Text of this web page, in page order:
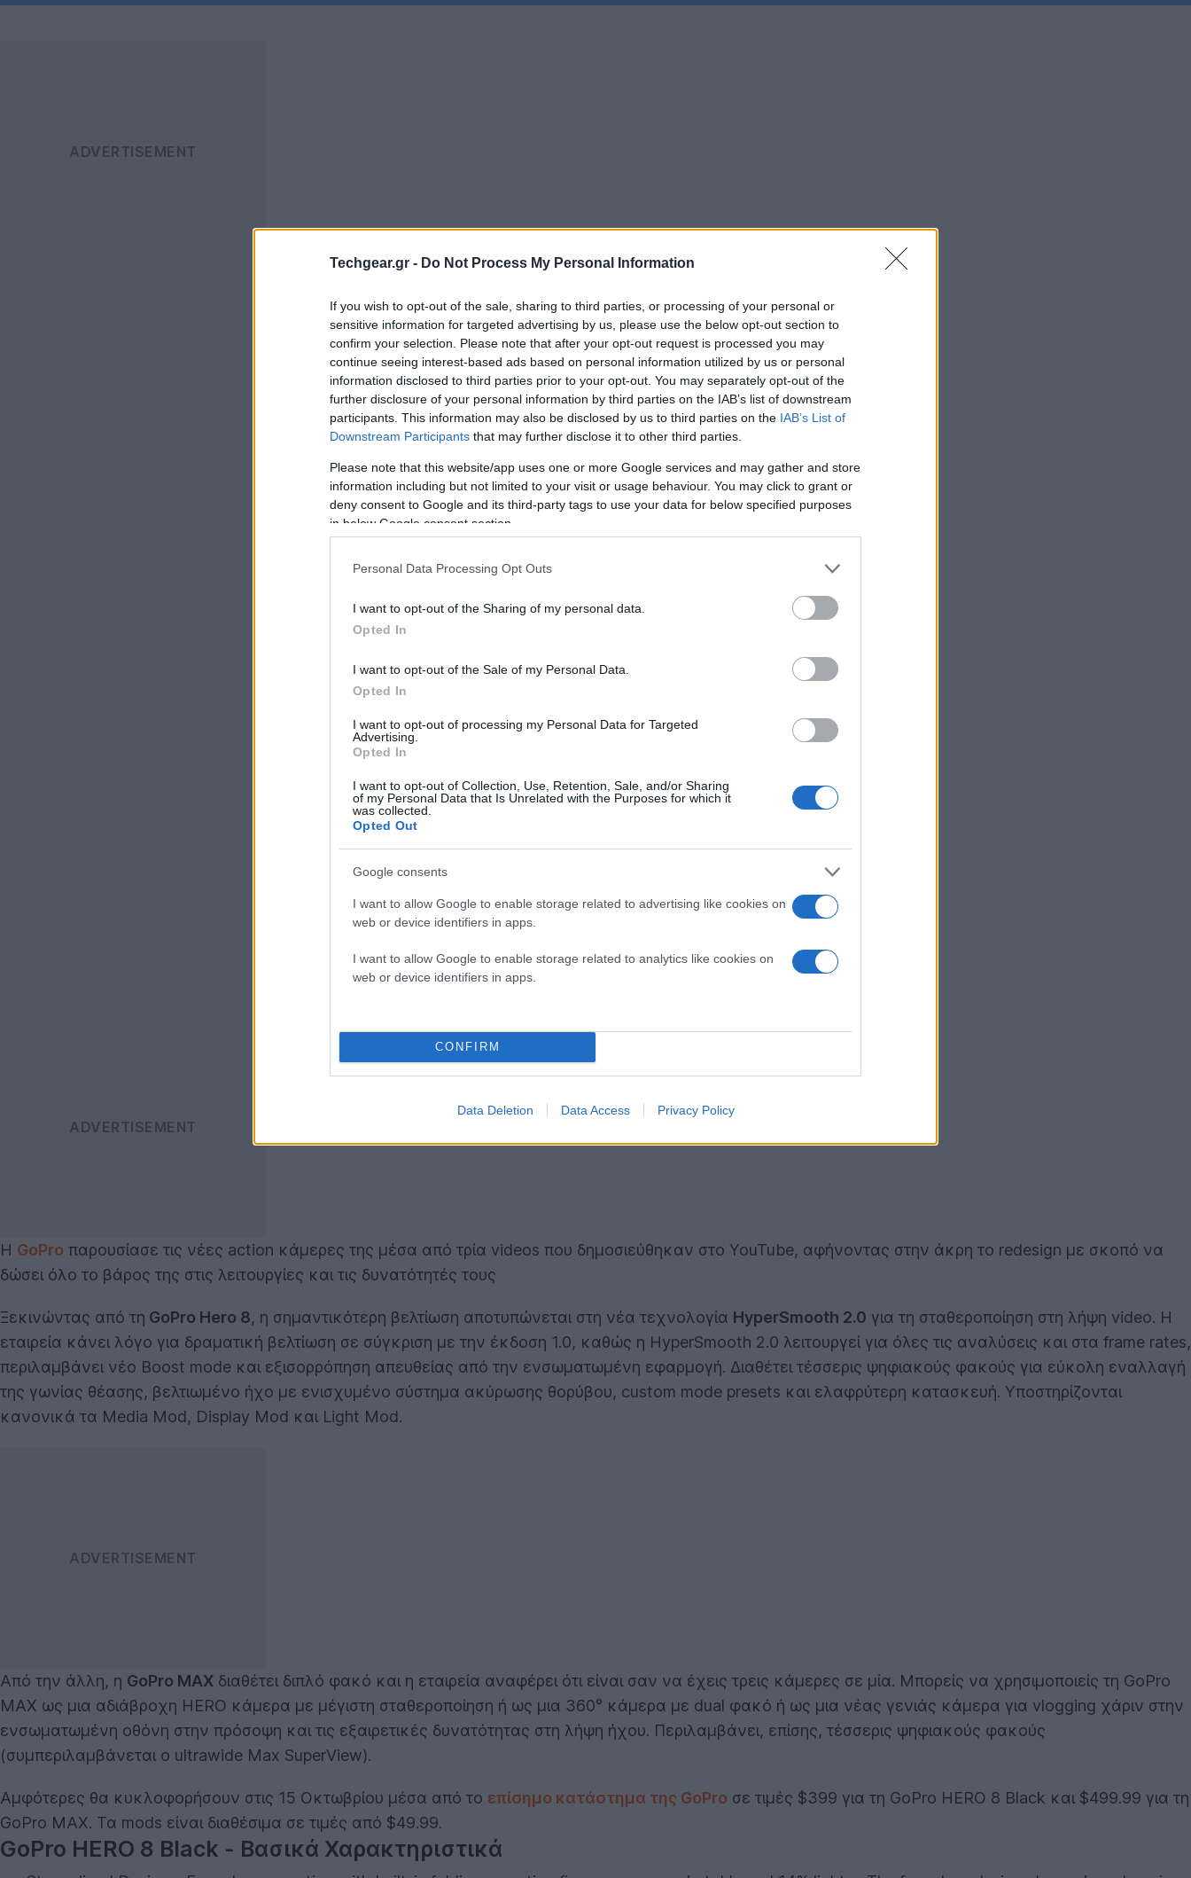
Techgear.gr - Do Not Process My Personal Information
If you wish to opt-out of the sale, sharing to third parties, or processing of your personal or
sensitive information for targeted advertising by us, please use the below opt-out section to
confirm your selection. Please note that after your opt-out request is processed you may
continue seeing interest-based ads based on personal information utilized by us or personal
information disclosed to third parties prior to your opt-out. You may separately opt-out of the
further disclosure of your personal information by third parties on the IAB’s list of downstream
participants. This information may also be disclosed by us to third parties on the IAB’s List of
Downstream Participants that may further disclose it to other third parties.
Please note that this website/app uses one or more Google services and may gather and store
information including but not limited to your visit or usage behaviour. You may click to grant or
deny consent to Google and its third-party tags to use your data for below specified purposes
in below Google consent section.
Personal Data Processing Opt Outs
I want to opt-out of the Sharing of my personal data.
Opted In
I want to opt-out of the Sale of my Personal Data.
Opted In
I want to opt-out of processing my Personal Data for Targeted
Advertising.
Opted In
I want to opt-out of Collection, Use, Retention, Sale, and/or Sharing
of my Personal Data that Is Unrelated with the Purposes for which it
was collected.
Opted Out
Google consents
I want to allow Google to enable storage related to advertising like cookies on
web or device identifiers in apps.
I want to allow Google to enable storage related to analytics like cookies on
web or device identifiers in apps.
CONFIRM
Data Deletion Data Access Privacy Policy
Η GoPro παρουσίασε τις νέες action κάμερες της μέσα από τρία videos που δημοσιεύθηκαν στο YouTube, αφήνοντας στην άκρη το redesign με σκοπό να
δώσει όλο το βάρος της στις λειτουργίες και τις δυνατότητές τους
Ξεκινώντας από τη GoPro Hero 8, η σημαντικότερη βελτίωση αποτυπώνεται στη νέα τεχνολογία HyperSmooth 2.0 για τη σταθεροποίηση στη λήψη video. H
εταιρεία κάνει λόγο για δραματική βελτίωση σε σύγκριση με την έκδοση 1.0, καθώς η HyperSmooth 2.0 λειτουργεί για όλες τις αναλύσεις και στα frame rates,
περιλαμβάνει νέο Boost mode και εξισορρόπηση απευθείας από την ενσωματωμένη εφαρμογή. Διαθέτει τέσσερις ψηφιακούς φακούς για εύκολη εναλλαγή
της γωνίας θέασης, βελτιωμένο ήχο με ενισχυμένο σύστημα ακύρωσης θορύβου, custom mode presets και ελαφρύτερη κατασκευή. Υποστηρίζονται
κανονικά τα Media Mod, Display Mod και Light Mod.
Από την άλλη, η GoPro MAX διαθέτει διπλό φακό και η εταιρεία αναφέρει ότι είναι σαν να έχεις τρεις κάμερες σε μία. Μπορείς να χρησιμοποιείς τη GoPro
MAX ως μια αδιάβροχη HERO κάμερα με μέγιστη σταθεροποίηση ή ως μια 360° κάμερα με dual φακό ή ως μια νέας γενιάς κάμερα για vlogging χάριν στην
ενσωματωμένη οθόνη στην πρόσοψη και τις εξαιρετικές δυνατότητας στη λήψη ήχου. Περιλαμβάνει, επίσης, τέσσερις ψηφιακούς φακούς
(συμπεριλαμβάνεται ο ultrawide Max SuperView).
Αμφότερες θα κυκλοφορήσουν στις 15 Οκτωβρίου μέσα από το επίσημο κατάστημα της GoPro σε τιμές $399 για τη GoPro HERO 8 Black και $499.99 για τη
GoPro MAX. Τα mods είναι διαθέσιμα σε τιμές από $49.99.
GoPro HERO 8 Black - Βασικά Χαρακτηριστικά